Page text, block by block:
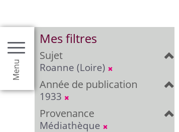
Menu
Mes filtres
Sujet
Roanne (Loire)
Année de publication
1933
Provenance
Médiathèque